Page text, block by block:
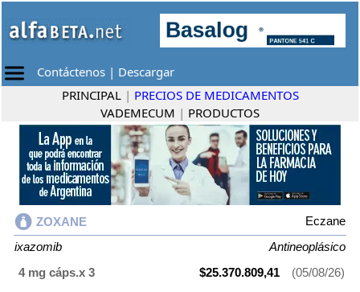
Contáctenos | Descargar
PRINCIPAL | PRECIOS DE MEDICAMENTOS
VADEMECUM | PRODUCTOS
ZOXANE
Eczane
ixazomib
Antineoplásico
4 mg cáps.x 3
$25.370.809,41 (05/08/26)